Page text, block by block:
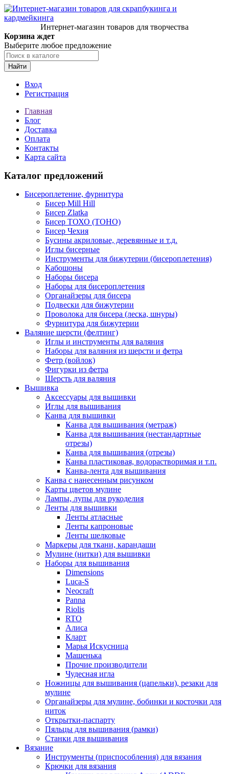
Интернет-магазин товаров для творчества
Корзина ждет
Выберите любое предложение
Найти
Вход
Регистрация
Главная
Блог
Доставка
Оплата
Контакты
Карта сайта
Каталог предложений
Бисероплетение, фурнитура
Бисер Mill Hill
Бисер Zlatka
Бисер ТОХО (TOHO)
Бисер Чехия
Бусины акриловые, деревянные и т.д.
Иглы бисерные
Инструменты для бижутерии (бисероплетения)
Кабошоны
Наборы бисера
Наборы для бисероплетения
Органайзеры для бисера
Подвески для бижутерии
Проволока для бисера (леска, шнуры)
Фурнитура для бижутерии
Валяние шерсти (фелтинг)
Иглы и инструменты для валяния
Наборы для валяния из шерсти и фетра
Фетр (войлок)
Фигурки из фетра
Шерсть для валяния
Вышивка
Аксессуары для вышивки
Иглы для вышивания
Канва для вышивки
Канва для вышивания (метраж)
Канва для вышивания (нестандартные
отрезы)
Канва для вышивания (отрезы)
Канва пластиковая, водорастворимая и т.п.
Канва-лента для вышивания
Канва с нанесенным рисунком
Карты цветов мулине
Лампы, лупы для рукоделия
Ленты для вышивки
Ленты атласные
Ленты капроновые
Ленты шелковые
Маркеры для ткани, карандаши
Мулине (нитки) для вышивки
Наборы для вышивания
Dimensions
Luca-S
Neocraft
Panna
Riolis
RTO
Алиса
Кларт
Марья Искусница
Машенька
Прочие производители
Чудесная игла
Ножницы для вышивания (цапельки), резаки для
мулине
Органайзеры для мулине, бобинки и косточки для
ниток
Открытки-паспарту
Пяльцы для вышивания (рамки)
Станки для вышивания
Вязание
Инструменты (приспособления) для вязания
Крючки для вязания